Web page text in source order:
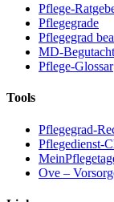
Pflege-
Pflegegrade
Pflegegrad
MD-
Pflege-Glossar
Tools
Pflegegrad-
Pflegedienst-
Ove –